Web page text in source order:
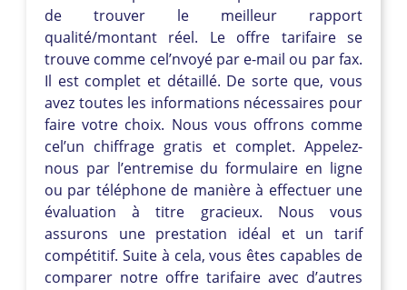
de trouver le meilleur rapport
qualité/montant réel. Le offre tarifaire se
trouve comme cel’nvoyé par e-mail ou par fax.
Il est complet et détaillé. De sorte que, vous
avez toutes les informations nécessaires pour
faire votre choix. Nous vous offrons comme
cel’un chiffrage gratis et complet. Appelez-
nous par l’entremise du formulaire en ligne
ou par téléphone de manière à effectuer une
évaluation à titre gracieux. Nous vous
assurons une prestation idéal et un tarif
compétitif. Suite à cela, vous êtes capables de
comparer notre offre tarifaire avec d’autres